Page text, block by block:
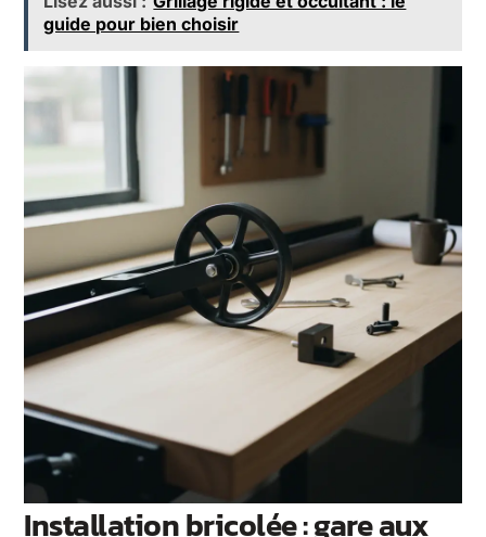
guide pour bien choisir
Installation bricolée : gare aux